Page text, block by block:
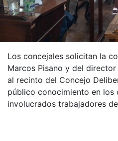
Los concejales solicitan la
Marcos Pisano y del
al recinto del Concejo
público conocimiento en los
involucrados trabajadores